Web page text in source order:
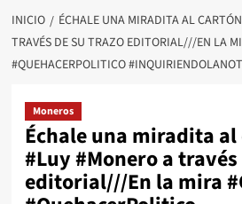
INICIO
ÉCHALE UNA MIRADITA AL
TRAVÉS DE SU TRAZO EDITORIAL///EN LA
#QUEHACERPOLITICO
Moneros
Échale una miradita
#Luy #Monero a
editorial///En la mira